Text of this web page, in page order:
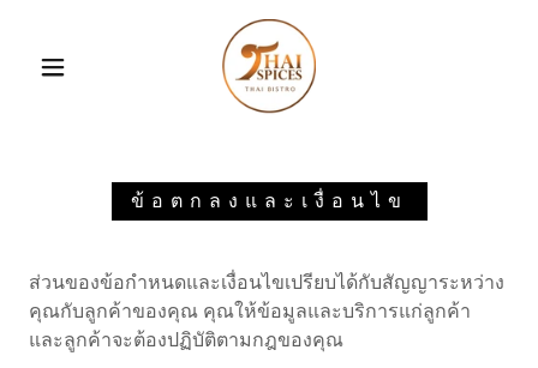
ข้อตกลงและเงื่อนไข
ส่วนของข้อกำหนดและเงื่อนไขเปรียบได้กับสัญญาระหว่าง
คุณกับลูกค้าของคุณ คุณให้ข้อมูลและบริการแก่ลูกค้า
และลูกค้าจะต้องปฏิบัติตามกฎของคุณ